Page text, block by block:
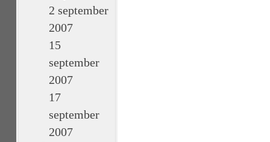
2 september
2007
15
september
2007
17
september
2007